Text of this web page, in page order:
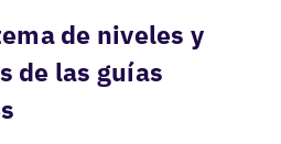
de niveles y
de las guías